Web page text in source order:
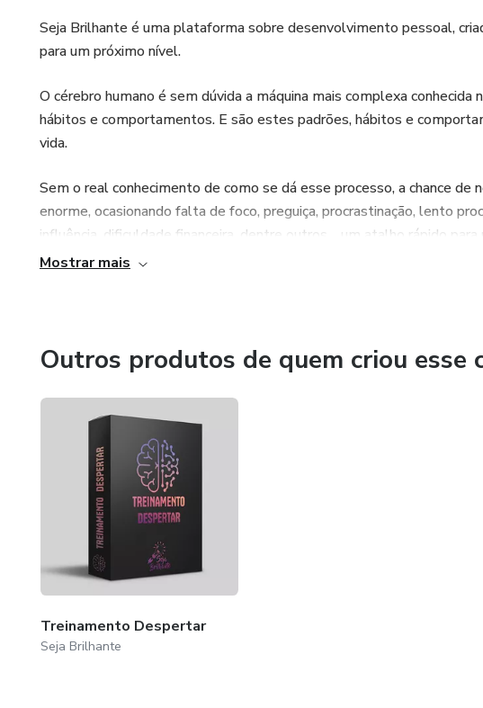
Seja Brilhante é uma plataforma sobre desenvolvimento pessoal,
para um próximo nível.
O cérebro humano é sem dúvida a máquina mais complexa
hábitos e comportamentos. E são estes padrões, hábitos e
vida.
Sem o real conhecimento de como se dá esse processo, a chance de
enorme, ocasionando falta de foco, preguiça, procrastinação, lento
influência, dificuldade financeira, dentre outros… um atalho rápido para
Mostrar mais
Outros produtos de quem criou esse
Treinamento Despertar
Seja Brilhante